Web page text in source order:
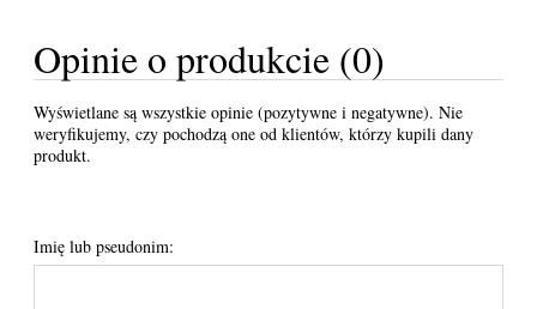
Opinie o produkcie (0)
Wyświetlane są wszystkie opinie (pozytywne i negatywne). Nie
weryfikujemy, czy pochodzą one od klientów, którzy kupili dany
produkt.
Imię lub pseudonim: